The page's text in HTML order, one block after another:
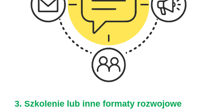
3. Szkolenie lub inne formaty rozwojowe